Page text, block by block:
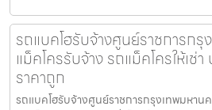
รถแบคโฮรับจ้างศูนย์ราชการกรุ
แม็คโครรับจ้าง รถแม็คโครให้เ
ราคาถูก
รถแบคโฮรับจ้างศูนย์ราชการกรุงเทพมหานค